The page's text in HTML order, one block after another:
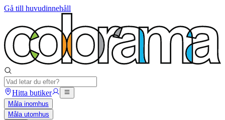
Gå till huvudinnehåll
Hitta butiker
Måla inomhus
Måla utomhus